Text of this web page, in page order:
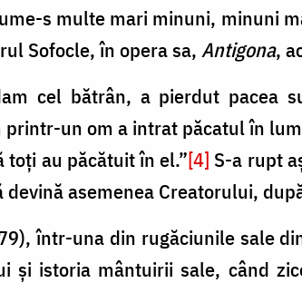
s multe mari minuni, minuni
Sofocle, în opera sa, Antigona,
cel bătrân, a pierdut pacea
printr-un om a intrat păcatul în
au păcătuit în el.”[4] S-a rupt
asemenea Creatorului,
într-una din rugăciunile sale
și istoria mântuirii sale, când